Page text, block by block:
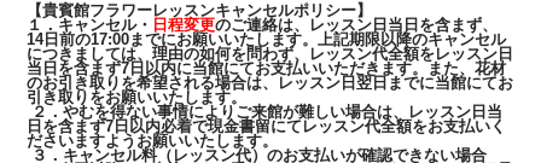
【貴賓館フラワーレッスンキャンセルポリシー】
１．キャンセル・ 日程変更のご連絡は、レッスン日当日を含まず、
14日前の17:00までにお願いいたします。上記期限以降のキャンセル
につきましては、理由の如何を問わず、レッスン代全額をレッスン日
当日を含まず7日以内に当館にてお支払いいただきます。また、花材
のお引き取りを希望される場合は、レッスン日翌日までに当館にてお
引き取りをお願いいたします。
２．やむを得ない事情によりご来館が難しい場合は、レッスン日当
日を含まず7日以内必着で現金書留にてレッスン代全額をお支払いく
ださいますようお願いいたします。
３．キャンセル料（レッスン代）のお支払いが確認できない場合